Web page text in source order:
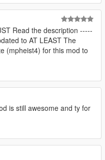
Read the description -----
to AT LEAST The
(mpheist4) for this mod to
is still awesome and ty for